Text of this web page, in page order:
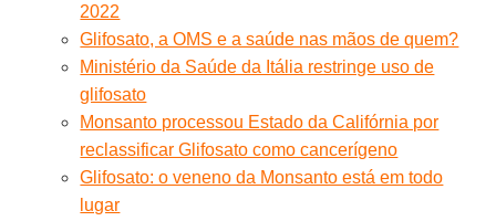
2022
Glifosato, a OMS e a saúde nas mãos de quem?
Ministério da Saúde da Itália restringe uso de
glifosato
Monsanto processou Estado da Califórnia por
reclassificar Glifosato como cancerígeno
Glifosato: o veneno da Monsanto está em todo
lugar